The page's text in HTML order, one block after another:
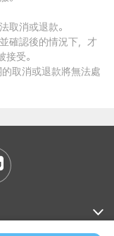
取消或退款。
確認後的情況下，才
受。
取消或退款將無法處